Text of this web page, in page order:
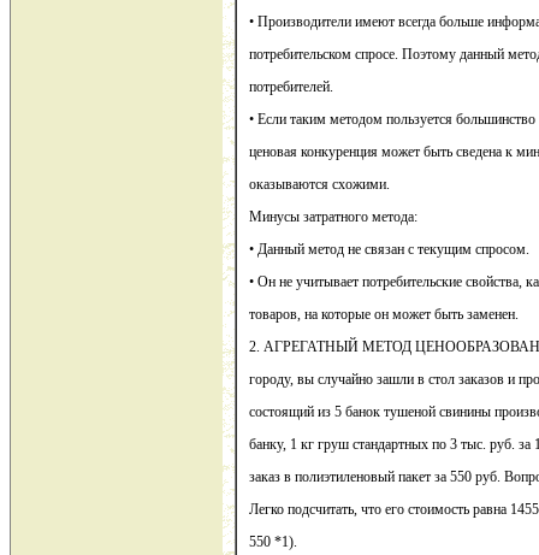
• Производители имеют всегда больше
потребительском спросе. Поэтому данный
потребителей.
• Если таким методом пользуется большинство
ценовая конкуренция может быть сведена к
оказываются схожими.
Минусы затратного метода:
• Данный метод не связан с текущим спросом.
• Он не учитывает потребительские свойства,
товаров, на которые он может быть заменен.
2. АГРЕГАТНЫЙ МЕТОД
городу, вы случайно зашли в стол заказов и
состоящий из 5 банок тушеной свинины
банку, 1 кг груш стандартных по 3 тыс. руб.
заказ в полиэтиленовый пакет за 550 руб.
Легко подсчитать, что его стоимость равна
550 *1).